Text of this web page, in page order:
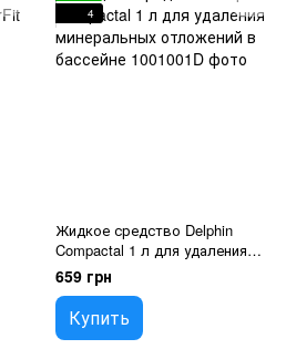
4
Жидкое средство Delphin
Compactal 1 л для удаления
минеральных отложений в
бассейне
659 грн
Купить